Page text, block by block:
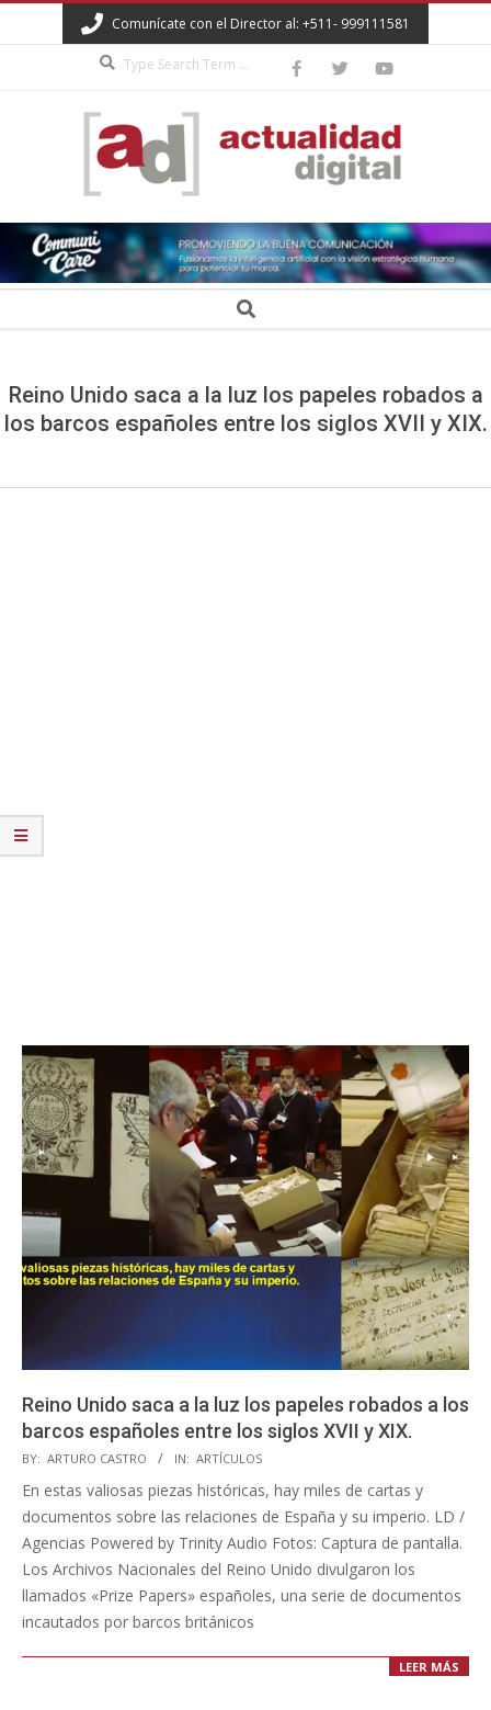
to
Comunícate con el Director al: +511- 999111581
ACTUALIDAD
DIGITAL Search
Reino Unido saca a la luz los papeles robados a
los barcos españoles entre los siglos XVII y XIX.
Reino Unido saca a la luz los papeles robados a los
barcos españoles entre los siglos XVII y XIX.
2023-
12-
23
BY: ARTURO CASTRO IN: ARTÍCULOS
En estas valiosas piezas históricas, hay miles de cartas y
documentos sobre las relaciones de España y su imperio. LD /
Agencias Powered by Trinity Audio Fotos: Captura de pantalla.
Los Archivos Nacionales del Reino Unido divulgaron los
llamados «Prize Papers» españoles, una serie de documentos
incautados por barcos británicos
LEER MÁS